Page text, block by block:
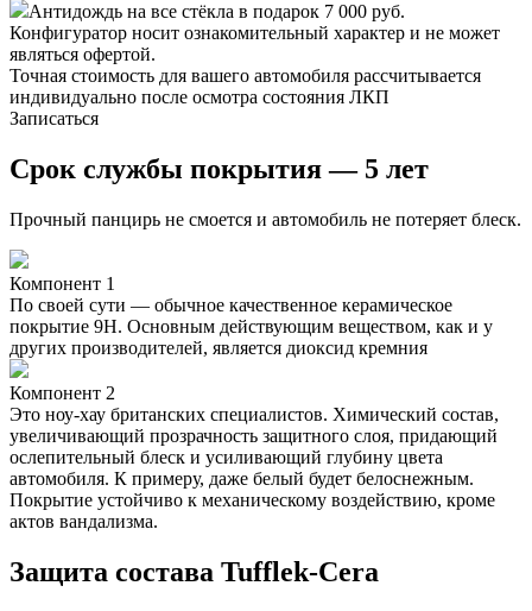
Антидождь на все стёкла в подарок 7 000 руб.
Конфигуратор носит ознакомительный характер и не может
являться офертой.
Точная стоимость для вашего автомобиля рассчитывается
индивидуально после осмотра состояния ЛКП
Записаться
Срок службы покрытия — 5 лет
Прочный панцирь не смоется и автомобиль не потеряет блеск.
Компонент 1
По своей сути — обычное качественное керамическое
покрытие 9Н. Основным действующим веществом, как и у
других производителей, является диоксид кремния
Компонент 2
Это ноу-хау британских специалистов. Химический состав,
увеличивающий прозрачность защитного слоя, придающий
ослепительный блеск и усиливающий глубину цвета
автомобиля. К примеру, даже белый будет белоснежным.
Покрытие устойчиво к механическому воздействию, кроме
актов вандализма.
Защита состава Tufflek-Cera